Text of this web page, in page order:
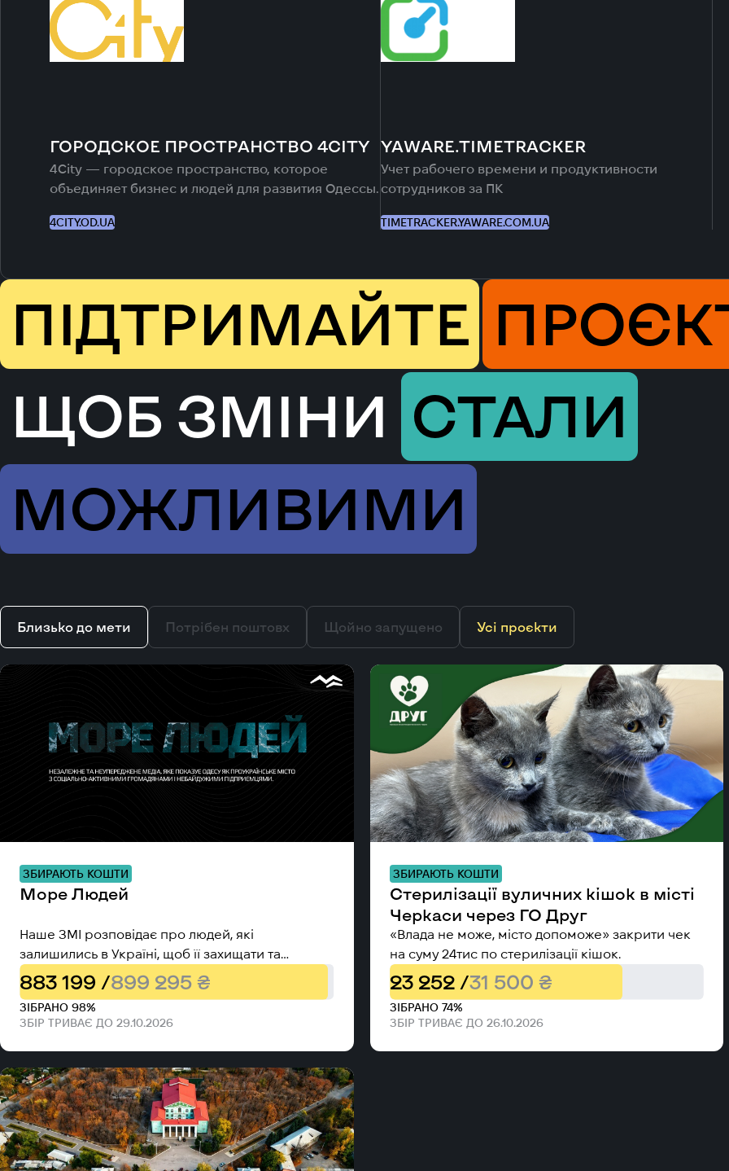
ГОРОДСКОЕ ПРОСТРАНСТВО 4CITY
4City — городское пространство, которое
объединяет бизнес и людей для развития Одессы.
4CITY.OD.UA
YAWARE.TIMETRACKER
Учет рабочего времени и продуктивности
сотрудников за ПК‎
TIMETRACKER.YAWARE.COM.UA
ПІДТРИМАЙТЕ
ЩОБ ЗМІНИ СТАЛИ
МОЖЛИВИМИ
Близько до мети Потрібен поштовх Щойно запущено Усі проєкти
ЗБИРАЮТЬ КОШТИ
Море Людей
Наше ЗМІ розповідає про людей, які
залишились в Україні, щоб її захищати та
відбудовувати.
883 199 /899 295 ₴
ЗІБРАНО 98%
ЗБІР ТРИВАЄ ДО 29.10.2026
ЗБИРАЮТЬ КОШТИ
Стерилізації вуличних кішок в місті
Черкаси через ГО Друг
«Влада не може, місто допоможе» закрити чек
на суму 24тис по стерилізації кішок.
23 252 /31 500 ₴
ЗІБРАНО 74%
ЗБІР ТРИВАЄ ДО 26.10.2026